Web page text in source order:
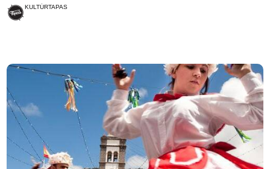
KULTÚRTAPAS